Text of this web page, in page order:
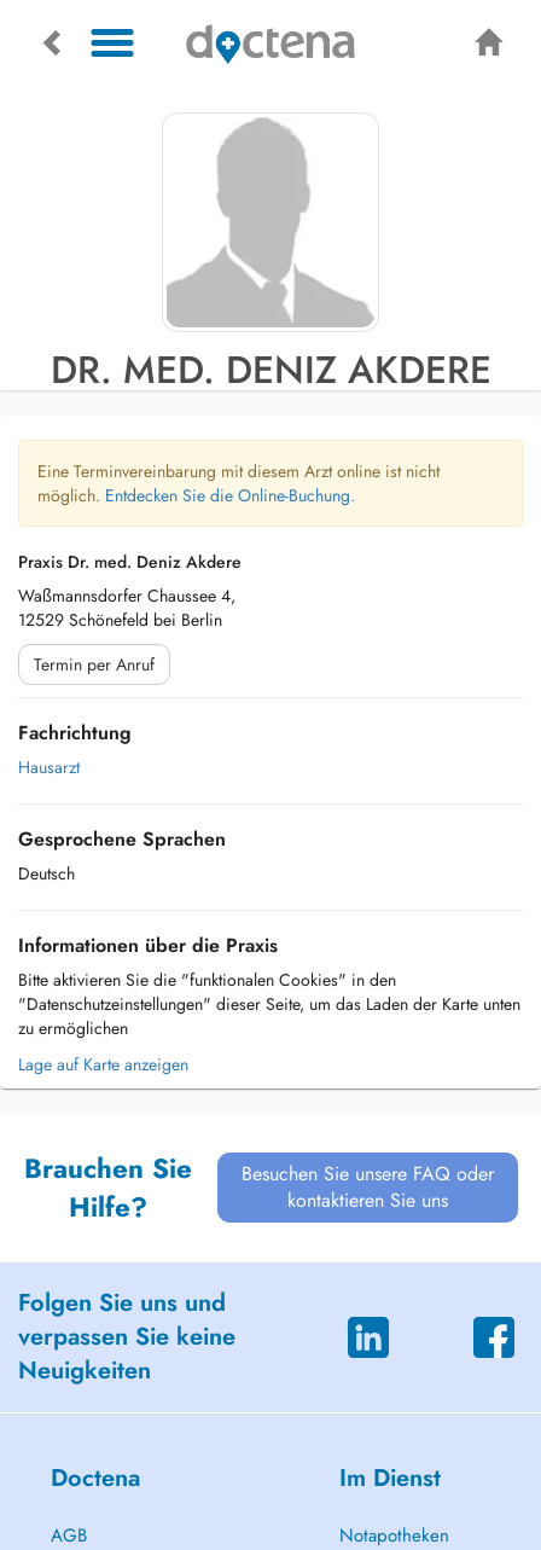
DR. MED. DENIZ AKDERE
Eine Terminvereinbarung mit diesem Arzt online ist nicht
möglich. Entdecken Sie die Online-Buchung.
Praxis Dr. med. Deniz Akdere
Waßmannsdorfer Chaussee 4,
12529 Schönefeld bei Berlin
Termin per Anruf
Fachrichtung
Hausarzt
Gesprochene Sprachen
Deutsch
Informationen über die Praxis
Bitte aktivieren Sie die "funktionalen Cookies" in den
"Datenschutzeinstellungen" dieser Seite, um das Laden der Karte unten
zu ermöglichen
Lage auf Karte anzeigen
Brauchen Sie
Hilfe?
Besuchen Sie unsere FAQ oder
kontaktieren Sie uns
Folgen Sie uns und
verpassen Sie keine
Neuigkeiten
Doctena
AGB
Im Dienst
Notapotheken